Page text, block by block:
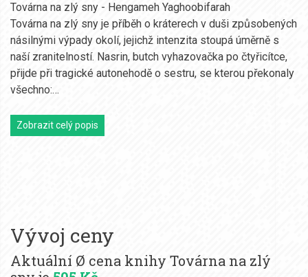
Továrna na zlý sny - Hengameh Yaghoobifarah
Továrna na zlý sny je příběh o kráterech v duši způsobených
násilnými výpady okolí, jejichž intenzita stoupá úměrně s
naší zranitelností. Nasrin, butch vyhazovačka po čtyřicítce,
přijde při tragické autonehodě o sestru, se kterou překonaly
všechno:…
Zobrazit celý popis
Vývoj ceny
Aktuální Ø cena knihy Továrna na zlý